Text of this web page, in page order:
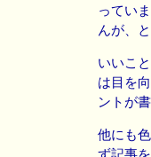
ってい
んが、
いいこ
は目を
ントが
他にも
ず記事